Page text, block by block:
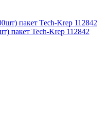
пакет Tech-Krep 112842